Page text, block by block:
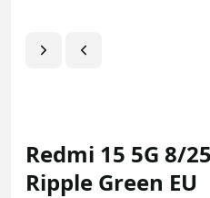
Redmi 15 5G 8/
Ripple Green EU